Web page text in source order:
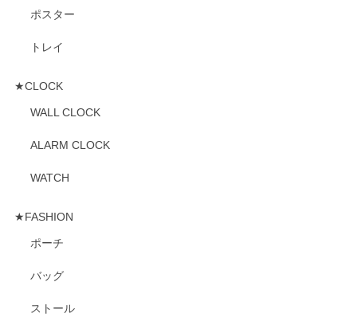
ポスター
トレイ
★CLOCK
WALL CLOCK
ALARM CLOCK
WATCH
★FASHION
ポーチ
バッグ
ストール